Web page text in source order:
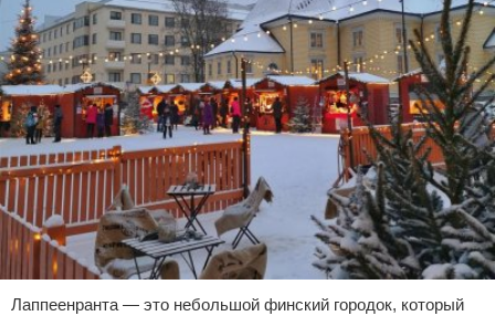
Лаппеенранта — это небольшой финский городок, который